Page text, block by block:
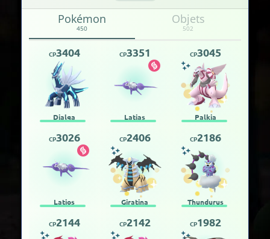
Pokémon
450
Objets
502
CP3404
Dialga
CP3351
Latias
CP3045
Palkia
CP3026
Latios
CP2406
Giratina
CP2186
Thundurus
CP2144 CP2142 CP1982